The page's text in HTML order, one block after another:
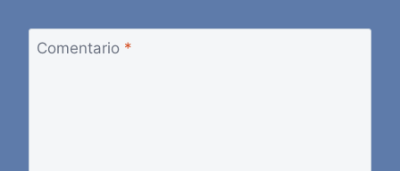
Comentario *